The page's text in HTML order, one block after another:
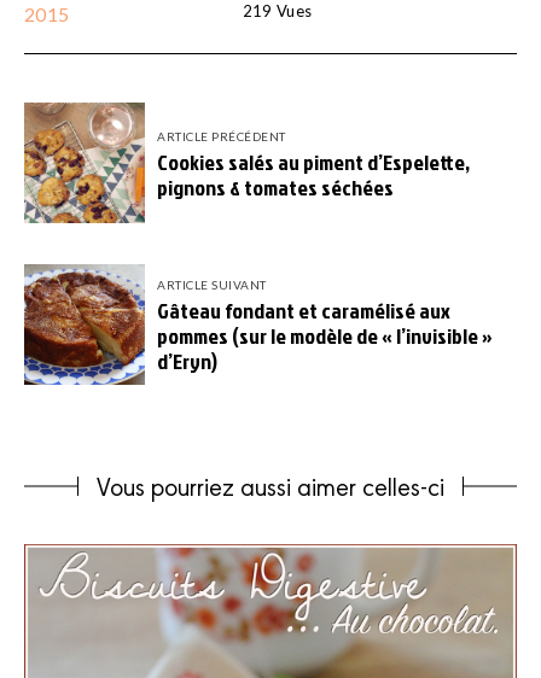
2015
219 Vues
Navigation
de
l’article
ARTICLE PRÉCÉDENT
Cookies salés au piment d’Espelette,
pignons & tomates séchées
ARTICLE SUIVANT
Gâteau fondant et caramélisé aux
pommes (sur le modèle de « l’invisible »
d’Eryn)
Vous pourriez aussi aimer celles-ci